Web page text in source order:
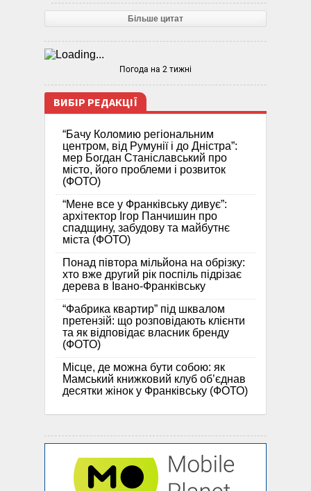
Більше цитат
Погода на 2 тижні
ВИБІР РЕДАКЦІЇ
“Бачу Коломию регіональним
центром, від Румунії і до Дністра”:
мер Богдан Станіславський про
місто, його проблеми і розвиток
(ФОТО)
“Мене все у Франківську дивує”:
архітектор Ігор Панчишин про
спадщину, забудову та майбутнє
міста (ФОТО)
Понад півтора мільйона на обрізку:
хто вже другий рік поспіль підрізає
дерева в Івано-Франківську
“Фабрика квартир” під шквалом
претензій: що розповідають клієнти
та як відповідає власник бренду
(ФОТО)
Місце, де можна бути собою: як
Мамський книжковий клуб об’єднав
десятки жінок у Франківську (ФОТО)